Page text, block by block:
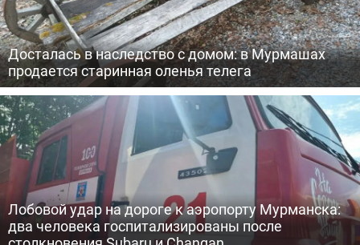
Досталась в наследство с домом: в Мурмашах
продается старинная оленья телега
Лобовой удар на дороге к аэропорту Мурманска:
два человека госпитализированы после